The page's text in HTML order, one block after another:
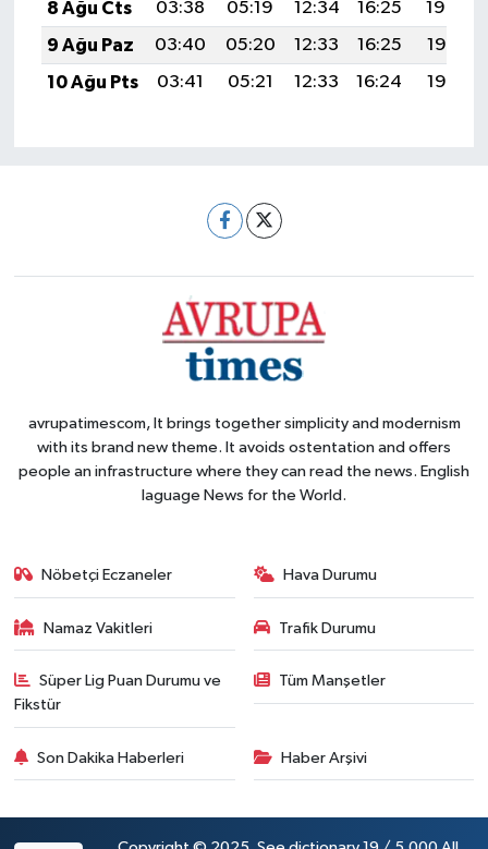
8 Ağu Cts
03:38 05:19 12:34 16:25
19:39
9 Ağu Paz
03:40 05:20 12:33 16:25
19:37
10 Ağu Pts
03:41 05:21 12:33 16:24 19:36
avrupatimescom, It brings together simplicity and modernism
with its brand new theme. It avoids ostentation and offers
people an infrastructure where they can read the news. English
laguage News for the World.
Nöbetçi Eczaneler Hava Durumu
Namaz Vakitleri Trafik Durumu
Süper Lig Puan Durumu ve
Fikstür
Tüm Manşetler
Son Dakika Haberleri Haber Arşivi